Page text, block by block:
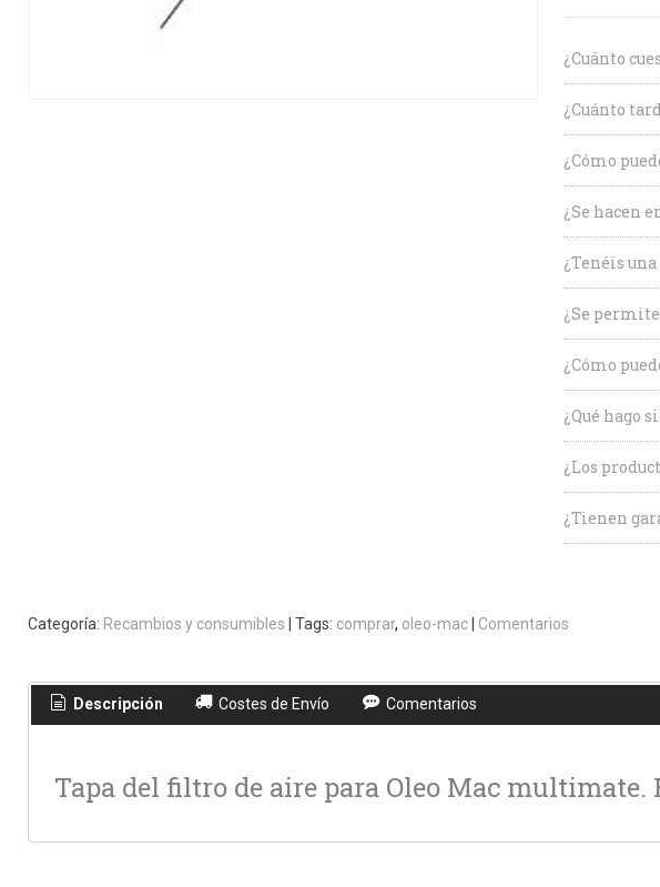
¿Cuánto
¿Cuánto
¿Cómo
¿Se hacen
¿Tenéis
¿Se
¿Cómo
¿Qué hago
¿Los
¿Tienen
Categoría: Recambios y consumibles | Tags: comprar oleo-mac | Comentarios
Descripción Costes de Envío Comentarios
Tapa del filtro de aire para Oleo Mac